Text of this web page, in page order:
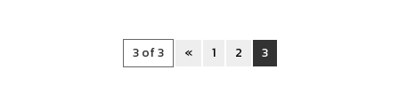
3 of 3 « 1 2 3